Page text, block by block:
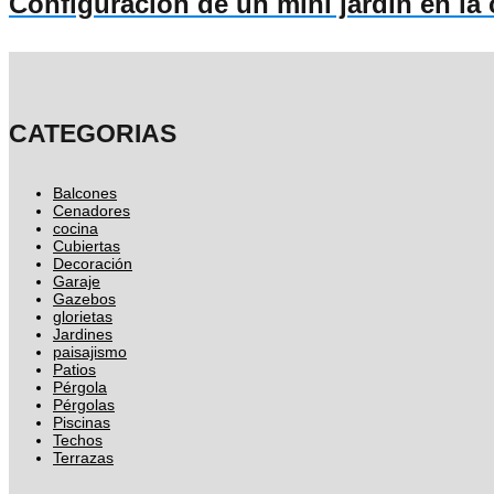
CATEGORIAS
Balcones
Cenadores
cocina
Cubiertas
Decoración
Garaje
Gazebos
glorietas
Jardines
paisajismo
Patios
Pérgola
Pérgolas
Piscinas
Techos
Terrazas